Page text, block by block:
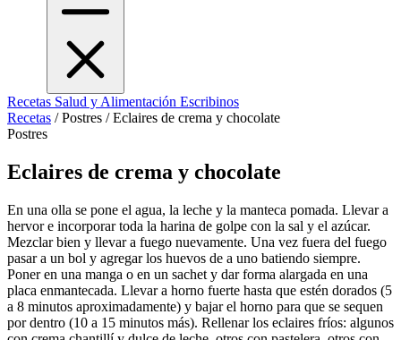
Recetas Salud y Alimentación Escribinos
Recetas / Postres / Eclaires de crema y chocolate
Postres
Eclaires de crema y chocolate
En una olla se pone el agua, la leche y la manteca pomada. Llevar a
hervor e incorporar toda la harina de golpe con la sal y el azúcar.
Mezclar bien y llevar a fuego nuevamente. Una vez fuera del fuego
pasar a un bol y agregar los huevos de a uno batiendo siempre.
Poner en una manga o en un sachet y dar forma alargada en una
placa enmantecada. Llevar a horno fuerte hasta que estén dorados (5
a 8 minutos aproximadamente) y bajar el horno para que se sequen
por dentro (10 a 15 minutos más). Rellenar los eclaires fríos: algunos